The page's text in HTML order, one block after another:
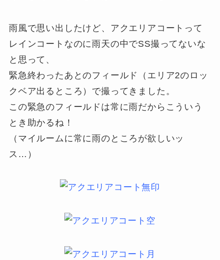
雨風で思い出したけど、アクエリアコートって
レインコートなのに雨天の中でSS撮ってないな
と思って、
緊急終わったあとのフィールド（エリア2のロッ
クベア出るところ）で撮ってきました。
この緊急のフィールドは常に雨だからこういう
とき助かるね！
（マイルームに常に雨のところが欲しいッ
ス…）